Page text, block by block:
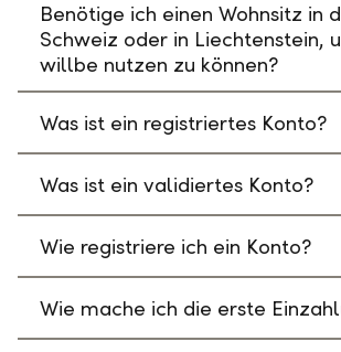
Benötige ich einen Wohnsitz in
Schweiz oder in Liechtenstein,
willbe nutzen zu können?
Was ist ein registriertes Konto?
Was ist ein validiertes Konto?
Wie registriere ich ein Konto?
Wie mache ich die erste